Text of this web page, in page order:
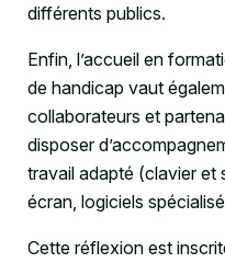
différents publics.
Enfin, l’accueil en
de handicap vaut
collaborateurs et
disposer
travail adapté (clavier et
écran, logiciels
Cette réflexion est